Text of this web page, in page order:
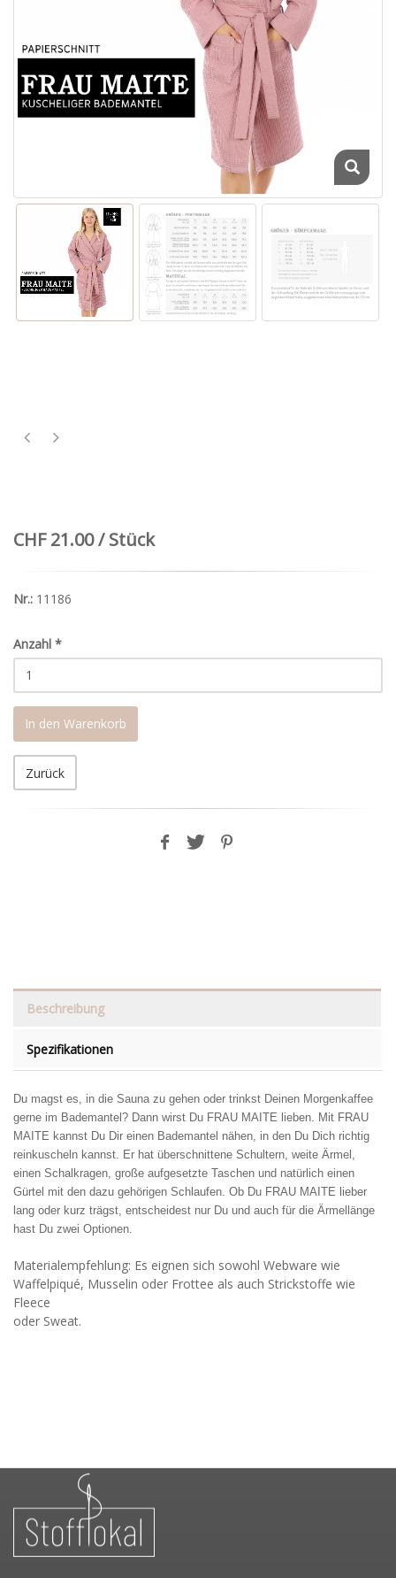
CHF 21.00 / Stück
Nr.: 11186
Anzahl *
In den Warenkorb
Zurück
Beschreibung
Spezifikationen
Du magst es, in die Sauna zu gehen oder trinkst Deinen Morgenkaffee
gerne im Bademantel? Dann wirst Du FRAU MAITE lieben. Mit FRAU
MAITE kannst Du Dir einen Bademantel nähen, in den Du Dich richtig
reinkuscheln kannst. Er hat überschnittene Schultern, weite Ärmel,
einen Schalkragen, große aufgesetzte Taschen und natürlich einen
Gürtel mit den dazu gehörigen Schlaufen. Ob Du FRAU MAITE lieber
lang oder kurz trägst, entscheidest nur Du und auch für die Ärmellänge
hast Du zwei Optionen.
Materialempfehlung: Es eignen sich sowohl Webware wie
Waffelpiqué, Musselin oder Frottee als auch Strickstoffe wie
Fleece
oder Sweat.